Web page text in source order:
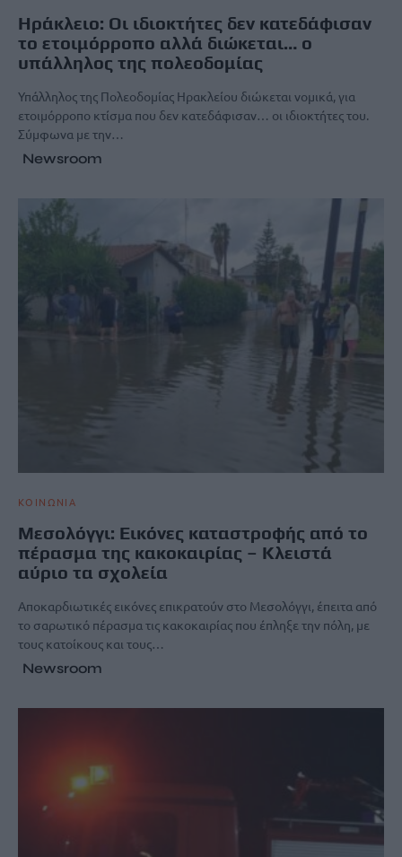
Ηράκλειο: Οι ιδιοκτήτες δεν κατεδάφισαν
το ετοιμόρροπο αλλά διώκεται… ο
υπάλληλος της πολεοδομίας
Υπάλληλος της Πολεοδομίας Ηρακλείου διώκεται νομικά, για
ετοιμόρροπο κτίσμα που δεν κατεδάφισαν… οι ιδιοκτήτες του.
Σύμφωνα με την…
Newsroom
ΚΟΙΝΩΝΙΑ
Μεσολόγγι: Εικόνες καταστροφής από το
πέρασμα της κακοκαιρίας – Κλειστά
αύριο τα σχολεία
Αποκαρδιωτικές εικόνες επικρατούν στο Μεσολόγγι, έπειτα από
το σαρωτικό πέρασμα τις κακοκαιρίας που έπληξε την πόλη, με
τους κατοίκους και τους…
Newsroom